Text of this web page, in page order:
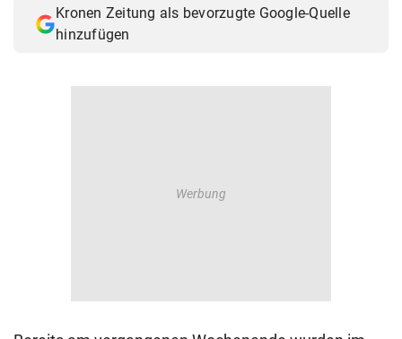
© Krone Multimedia GmbH & Co KG 2026
Muthgasse 2, 1190 Wien
Kronen Zeitung als bevorzugte Google-Quelle
hinzufügen